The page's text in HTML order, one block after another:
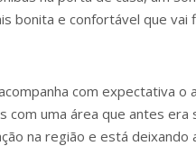
bonita e confortável que
com expectativa o
com uma área que antes era
na região e está deixando